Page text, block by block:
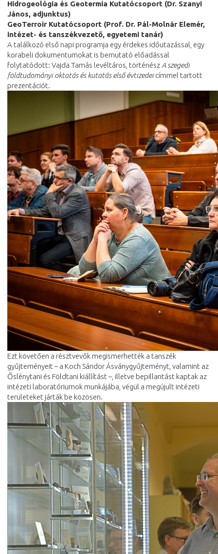
Hidrogeológia és Geotermia Kutatócsoport (Dr. Szanyi
János, adjunktus)
GeoTerroir Kutatócsoport (Prof. Dr. Pál-Molnár Elemér,
intézet- és tanszékvezető, egyetemi tanár)
A találkozó első napi programja egy érdekes időutazással, egy
korabeli dokumentumokat is bemutató előadással
folytatódott: Vajda Tamás levéltáros, történész A szegedi
földtudományi oktatás és kutatás első évtizedeicímmel tartott
prezentációt.
Ezt követően a résztvevők megismerhették a tanszék
gyűjteményeit – a Koch Sándor Ásványgyűjteményt, valamint az
Őslénytani és Földtani kiállítást –, illetve bepillantást kaptak az
intézeti laboratóriumok munkájába, végül a megújult intézeti
területeket járták be közösen.